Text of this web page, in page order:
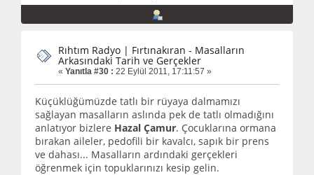
Rıhtım Radyo | Fırtınakıran - Masalların
Arkasındaki Tarih ve Gerçekler
« Yanıtla #30 : 22 Eylül 2011, 17:11:57 »
Küçüklüğümüzde tatlı bir rüyaya dalmamızı
sağlayan masalların aslında pek de tatlı olmadığını
anlatıyor bizlere Hazal Çamur. Çocuklarına ormana
bırakan aileler, pedofili bir kavalcı, sapık bir prens
ve dahası... Masalların ardındaki gerçekleri
öğrenmek için topuklarınızı kesip gelin.